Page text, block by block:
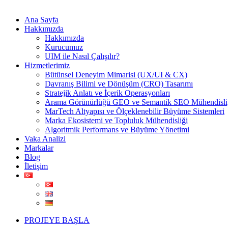
Ana Sayfa
Hakkımızda
Hakkımızda
Kurucumuz
UIM ile Nasıl Çalışılır?
Hizmetlerimiz
Bütünsel Deneyim Mimarisi (UX/UI & CX)
Davranış Bilimi ve Dönüşüm (CRO) Tasarımı
Stratejik Anlatı ve İçerik Operasyonları
Arama Görünürlüğü GEO ve Semantik SEO
MarTech Altyapısı ve Ölçeklenebilir Büyüme Sistemleri
Marka Ekosistemi ve Topluluk Mühendisliği
Algoritmik Performans ve Büyüme Yönetimi
Vaka Analizi
Markalar
Blog
İletişim
PROJEYE BAŞLA